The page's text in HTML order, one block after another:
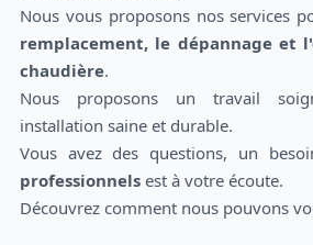
Nous vous proposons nos services
remplacement, le dépannage et
chaudière.
Nous proposons un travail
installation saine et durable.
Vous avez des questions, un
professionnelsest à votre écoute.
Découvrez comment nous pouvons